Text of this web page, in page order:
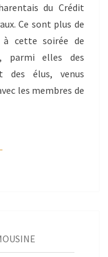
du Crédit
Ce sont plus de
à cette soirée de
parmi elles des
des élus, venus
les membres de
LA SUITE